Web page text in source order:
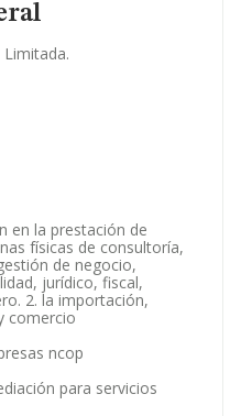
en la prestación de
físicas de consultoría,
de negocio,
jurídico, fiscal,
2. la importación,
comercio
ncop
para servicios
sobre la empresa.
complementaria.